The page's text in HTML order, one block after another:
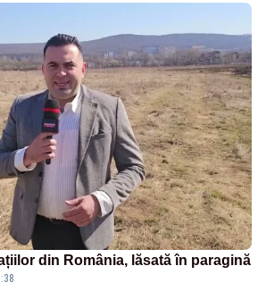
din România, lăsată în paragină